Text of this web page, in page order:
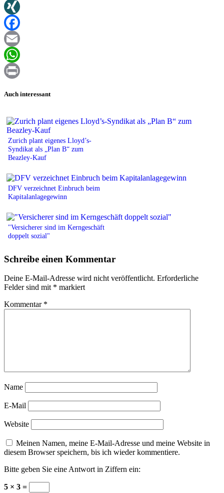
Twitter
XING
Facebook
Email
WhatsApp
Auch interessant
Zurich plant eigenes Lloyd’s-
Syndikat als „Plan B“ zum
Beazley-Kauf
DFV verzeichnet Einbruch beim
Kapitalanlagegewinn
"Versicherer sind im Kerngeschäft
doppelt sozial"
Schreibe einen Kommentar
Deine E-Mail-Adresse wird nicht veröffentlicht. Erforderliche
Felder sind mit * markiert
Kommentar *
Name
E-Mail
Website
Meinen Namen, meine E-Mail-Adresse und meine Website in
diesem Browser speichern, bis ich wieder kommentiere.
Bitte geben Sie eine Antwort in Ziffern ein:
5 × 3 =